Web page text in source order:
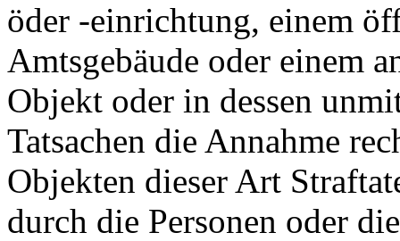
öder -einrichtung, einem
Amtsgebäude oder einem
Objekt oder in dessen
Tatsachen die Annahme
Objekten dieser Art
durch die Personen oder